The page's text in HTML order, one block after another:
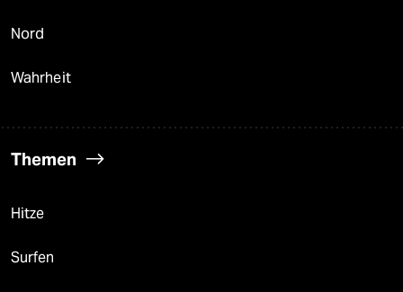
Nord
Wahrheit
Themen
Hitze
Surfen